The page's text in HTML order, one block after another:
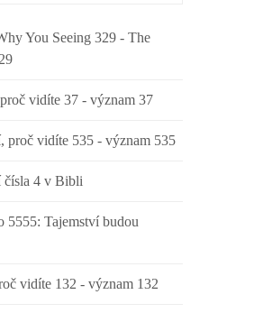
You Seeing 329 - The
vidíte 37 - význam 37
proč vidíte 535 - význam 535
čísla 4 v Bibli
5555: Tajemství budou
vidíte 132 - význam 132